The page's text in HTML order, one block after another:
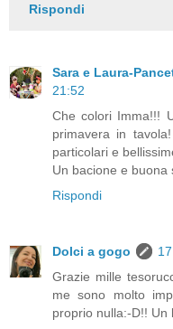
Rispondi
Sara e Laura-
21:52
Che colori Imma!!!
primavera in
particolari e
Un bacione e buona
Rispondi
Dolci a gogo
Grazie mille
me sono molto
proprio nulla:-D!! Un